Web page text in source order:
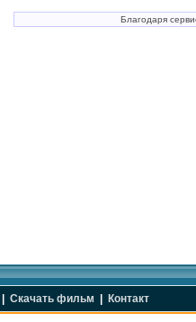
Благодаря
Скачать фильм Контакт